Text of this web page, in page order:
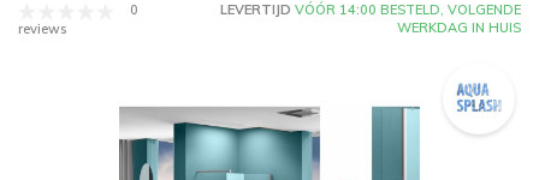
0
reviews
LEVERTIJD VÓÓR 14:00 BESTELD, VOLGENDE
WERKDAG IN HUIS